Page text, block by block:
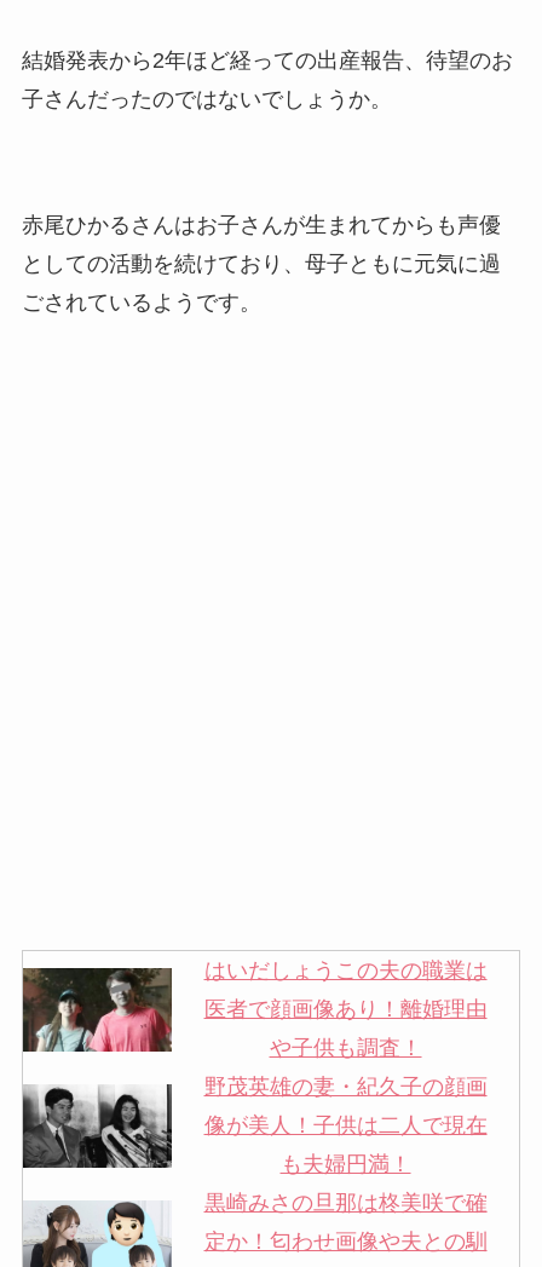
離婚もまとめた！
結婚発表から2年ほど経っての出産報告、待望のお
子さんだったのではないでしょうか。
赤尾ひかるさんはお子さんが生まれてからも声優
としての活動を続けており、母子ともに元気に過
ごされているようです。
はいだしょうこの夫の職業は
医者で顔画像あり！離婚理由
や子供も調査！
野茂英雄の妻・紀久子の顔画
像が美人！子供は二人で現在
も夫婦円満！
黒崎みさの旦那は柊美咲で確
定か！匂わせ画像や夫との馴